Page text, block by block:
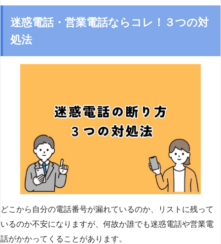
迷惑電話・営業電話ならコレ！３つの対
処法
どこから自分の電話番号が漏れているのか、リストに残って
いるのか不安になりますが、何故か誰でも迷惑電話や営業電
話がかかってくることがあります。